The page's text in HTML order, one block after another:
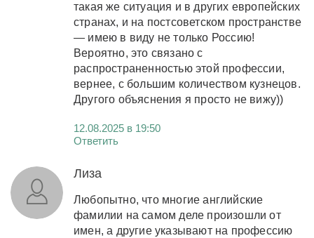
такая же ситуация и в других европейских
странах, и на постсоветском пространстве
— имею в виду не только Россию!
Вероятно, это связано с
распространенностью этой профессии,
вернее, с большим количеством кузнецов.
Другого объяснения я просто не вижу))
12.08.2025 в 19:50
Ответить
Лиза
Любопытно, что многие английские
фамилии на самом деле произошли от
имен, а другие указывают на профессию